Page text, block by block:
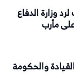
وزارة الدفاع
مأرب
والحكومة